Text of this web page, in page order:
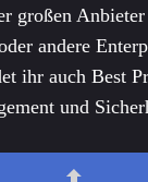
großen
andere
ihr auch Best
und